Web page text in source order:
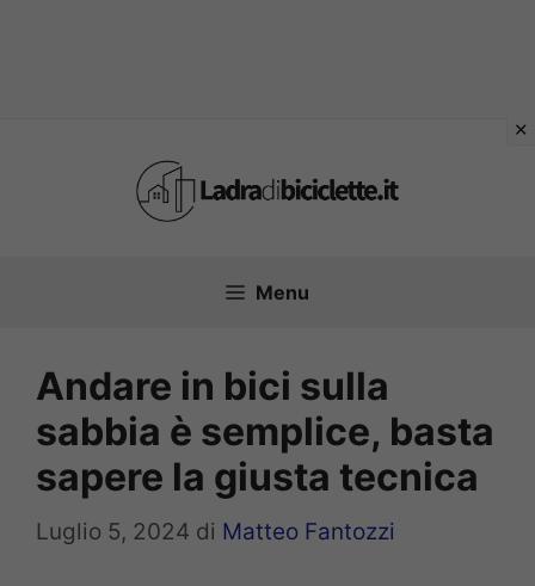
Menu
Andare in bici sulla
sabbia è semplice, basta
sapere la giusta tecnica
Luglio 5, 2024 di Matteo Fantozzi